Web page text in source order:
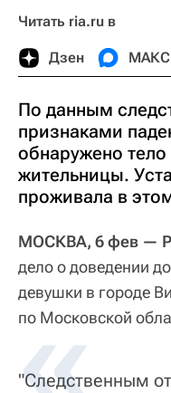
Читать ria.ru в
Дзен МАКС
По данным
признаками
обнаружено
жительницы.
проживала в
МОСКВА, 6 фев —
дело о доведении
девушки в городе
по Московской
"Следственным